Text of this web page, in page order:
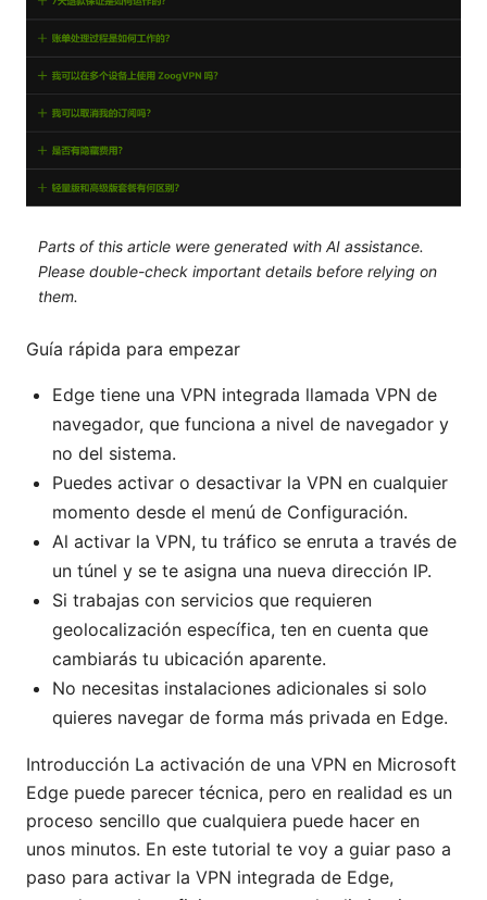
Parts of this article were generated with AI assistance.
Please double-check important details before relying on
them.
Guía rápida para empezar
Edge tiene una VPN integrada llamada VPN de
navegador, que funciona a nivel de navegador y
no del sistema.
Puedes activar o desactivar la VPN en cualquier
momento desde el menú de Configuración.
Al activar la VPN, tu tráfico se enruta a través de
un túnel y se te asigna una nueva dirección IP.
Si trabajas con servicios que requieren
geolocalización específica, ten en cuenta que
cambiarás tu ubicación aparente.
No necesitas instalaciones adicionales si solo
quieres navegar de forma más privada en Edge.
Introducción La activación de una VPN en Microsoft
Edge puede parecer técnica, pero en realidad es un
proceso sencillo que cualquiera puede hacer en
unos minutos. En este tutorial te voy a guiar paso a
paso para activar la VPN integrada de Edge,